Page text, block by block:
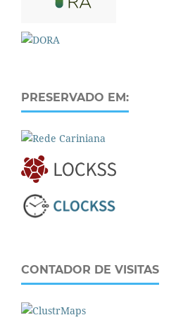
PRESERVADO EM:
CONTADOR DE VISITAS